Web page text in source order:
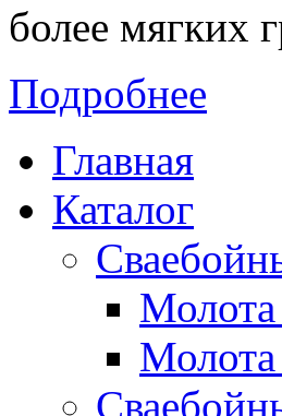
более мягких
Подробнее
Главная
Каталог
Молота
Молота